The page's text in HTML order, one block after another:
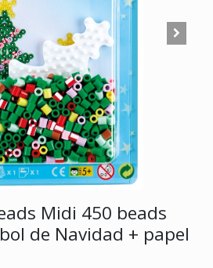
Midi 450 beads
de Navidad + papel